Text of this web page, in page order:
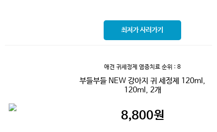
최저가 사러가기
애견 귀세정제 염증치료 순위 : 8
부들부들 NEW 강아지 귀 세정제 120ml,
120ml, 2개
8,800원